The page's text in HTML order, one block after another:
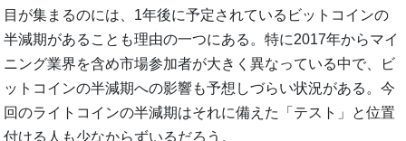
目が集まるのには、1年後に予定されているビットコインの
半減期があることも理由の一つにある。特に2017年からマイ
ニング業界を含め市場参加者が大きく異なっている中で、ビ
ットコインの半減期への影響も予想しづらい状況がある。今
回のライトコインの半減期はそれに備えた「テスト」と位置
付ける人も少なからずいるだろう。